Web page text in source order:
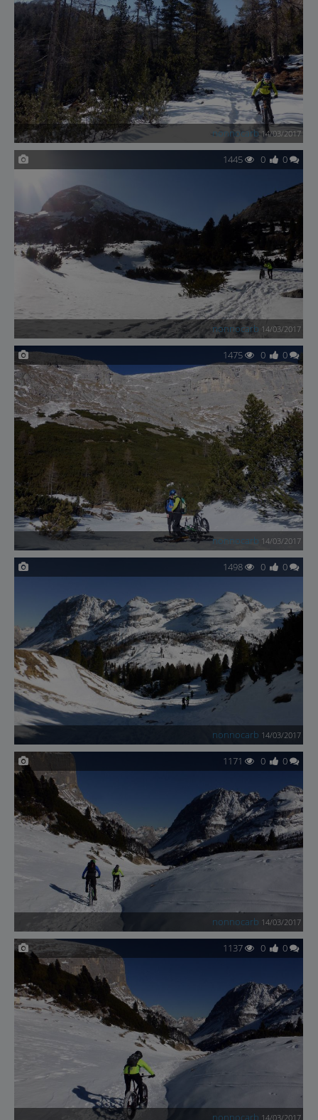
nonnocarb 14/03/2017
1445 0 0
nonnocarb 14/03/2017
1475 0 0
nonnocarb 14/03/2017
1498 0 0
nonnocarb 14/03/2017
1171 0 0
nonnocarb 14/03/2017
1137 0 0
nonnocarb 14/03/2017